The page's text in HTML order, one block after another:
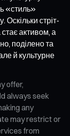
«стиль»
Оскільки стріт-
активом, а
поділено та
й культурне
offer,
always seek
any
may restrict or
from